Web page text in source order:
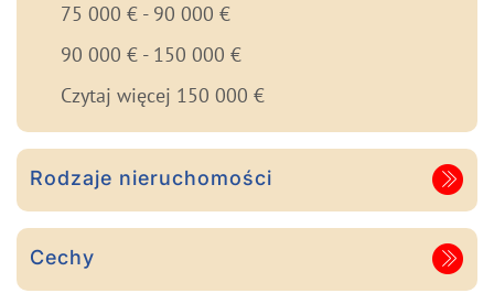
75 000 € - 90 000 €
90 000 € - 150 000 €
Czytaj więcej 150 000 €
Rodzaje nieruchomości
Cechy